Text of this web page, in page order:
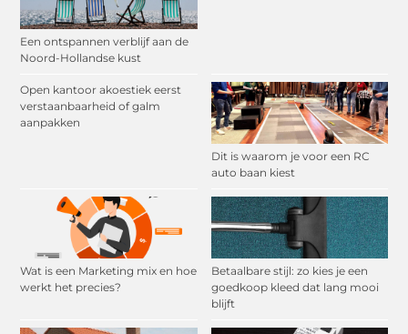
Een ontspannen verblijf aan de
Noord-Hollandse kust
Open kantoor akoestiek eerst
verstaanbaarheid of galm
aanpakken
Dit is waarom je voor een RC
auto baan kiest
Wat is een Marketing mix en hoe
werkt het precies?
Betaalbare stijl: zo kies je een
goedkoop kleed dat lang mooi
blijft